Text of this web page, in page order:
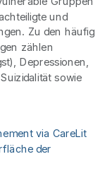
und
Zu den häufig
zählen
Depressionen,
sowie
via CareLit
der